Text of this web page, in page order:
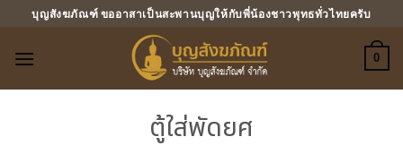
บุญสังฆภัณฑ์ ขออาสาเป็นสะพานบุญให้กับพี่น้องชาวพุทธทั่วไทยครับ
0
ตู้ใส่พัดยศ